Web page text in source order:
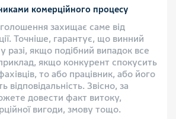
комерційного процесу
захищає саме від
Точніше, гарантує, що винний
разі, якщо подібний випадок все
якщо конкурент спокусить
то або працівник, або його
відповідальність. Звісно, за
довести факт витоку,
вигоди, змову тощо.